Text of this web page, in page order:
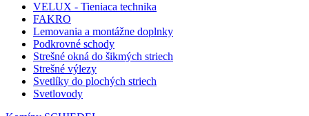
VELUX - Tieniaca technika
FAKRO
Lemovania a montážne doplnky
Podkrovné schody
Strešné okná do šikmých striech
Strešné výlezy
Svetlíky do plochých striech
Svetlovody